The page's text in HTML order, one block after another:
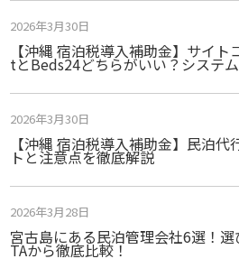
【沖縄 宿泊税導入補助金】サイ
tとBeds24どちらがいい？システ
2026年3月30日
【沖縄 宿泊税導入補助金】民泊
トと注意点を徹底解説
2026年3月30日
宮古島にある民泊管理会社6選！
TAから徹底比較！
2026年3月28日